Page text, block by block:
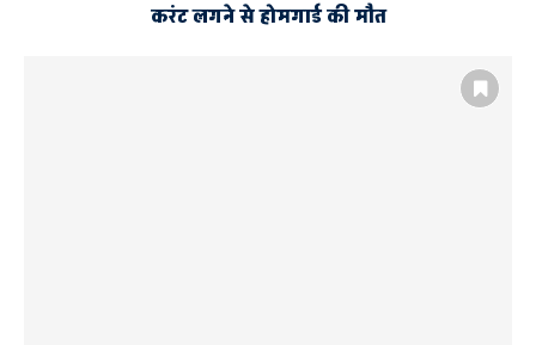
करंट लगने से होमगार्ड की मौत